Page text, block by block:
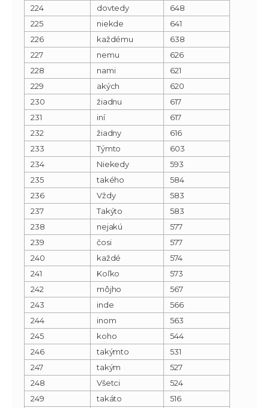
224
dovtedy
648
225
niekde
641
226
každému
638
227
nemu
626
228
nami
621
229
akých
620
230
žiadnu
617
231
iní
617
232
žiadny
616
233
Týmto
603
234
Niekedy
593
235
takého
584
236
Vždy
583
237
Takýto
583
238
nejakú
577
239
čosi
577
240
každé
574
241
Koľko
573
242
môjho
567
243
inde
566
244
inom
563
245
koho
544
246
takýmto
531
247
takým
527
248
Všetci
524
249
takáto
516